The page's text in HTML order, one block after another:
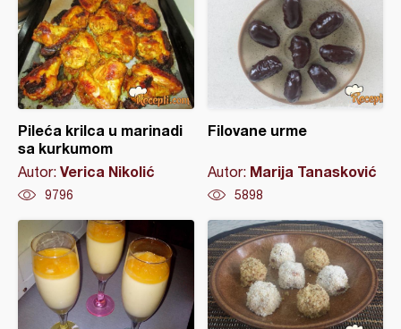
Pileća krilca u marinadi
sa kurkumom
Autor: Verica Nikolić
9796
Filovane urme
Autor: Marija Tanasković
5898